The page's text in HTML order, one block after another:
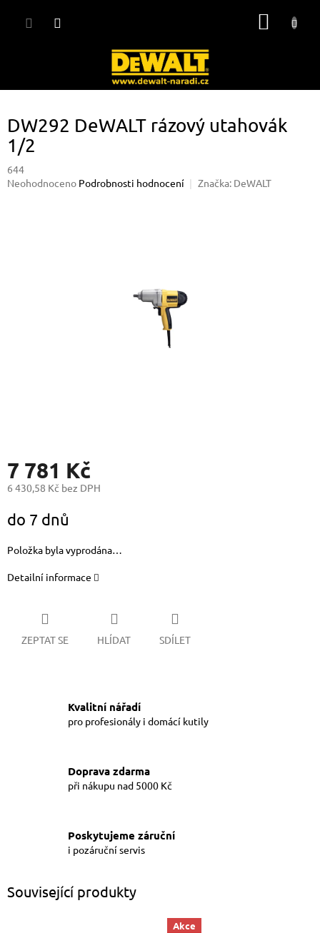
DW292 DeWALT rázový utahovák
1/2
644
Průměrné
Neohodnoceno Podrobnosti hodnocení Značka: DeWALT
7 781 Kč
6 430,58 Kč bez DPH
cena:
do 7 dnů
Položka byla vyprodána…
Detailní informace
ZEPTAT SE HLÍDAT SDÍLET
Kvalitní nářadí
pro profesionály i domácí kutily
Doprava zdarma
při nákupu nad 5000 Kč
Poskytujeme záruční
i pozáruční servis
Související produkty
Akce